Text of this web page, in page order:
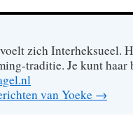
zich Interheksueel.
traditie. Je kunt haar
van Yoeke →